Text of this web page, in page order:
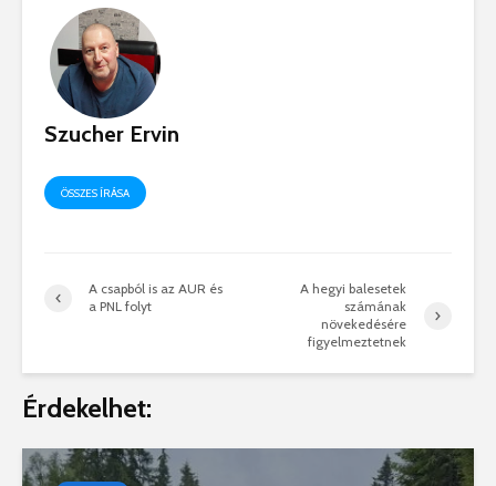
Szucher Ervin
ÖSSZES ÍRÁSA
A csapból is az AUR és
a PNL folyt
A hegyi balesetek
számának
növekedésére
figyelmeztetnek
Érdekelhet: